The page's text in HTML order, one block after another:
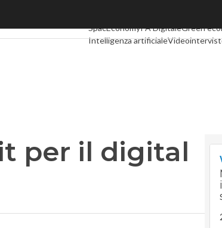
SpacEconomyPA DigitaleGreen
Intelligenza artificiale
per il digital